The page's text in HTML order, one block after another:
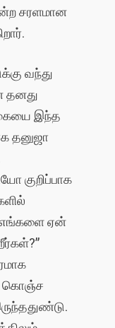
சரளமான
வந்து
தனது
இந்த
தனுஜா
குறிப்பாக
ஏன்
கொஞ்ச